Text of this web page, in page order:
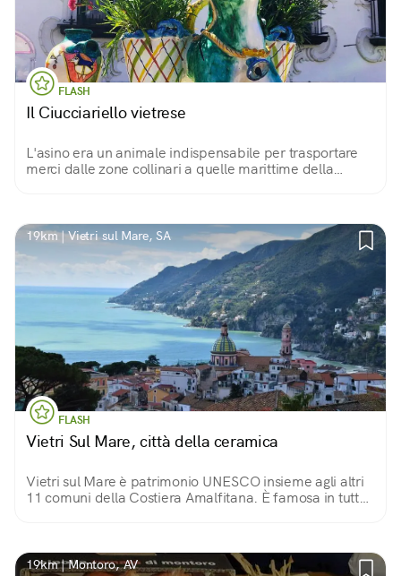
FLASH
Il Ciucciariello vietrese
L'asino era un animale indispensabile per trasportare
merci dalle zone collinari a quelle marittime della
19km | Vietri sul Mare, SA
FLASH
Vietri Sul Mare, città della ceramica
Vietri sul Mare è patrimonio UNESCO insieme agli altri
11 comuni della Costiera Amalfitana. È famosa in tutto
19km | Montoro, AV